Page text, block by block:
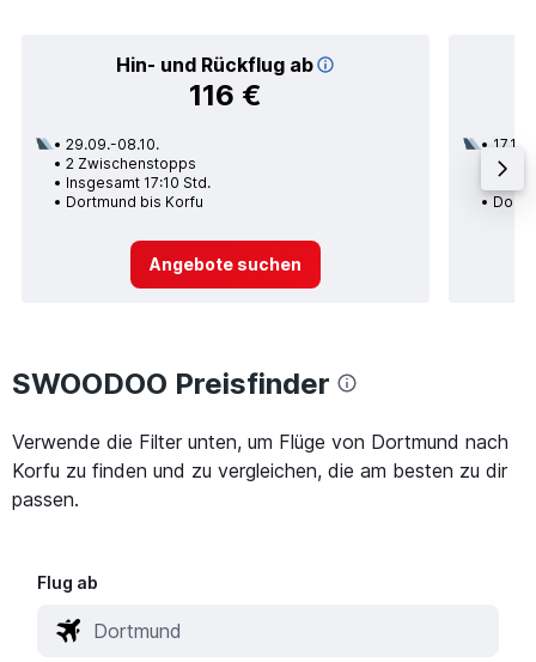
Hin- und Rückflug ab
116 €
29.09.-08.10.
2 Zwischenstopps
Insgesamt 17:10 Std.
Dortmund bis Korfu
Angebote suchen
17.10.
1
SWOODOO Preisfinder
Verwende die Filter unten, um Flüge von Dortmund nach
Korfu zu finden und zu vergleichen, die am besten zu dir
passen.
Flug ab